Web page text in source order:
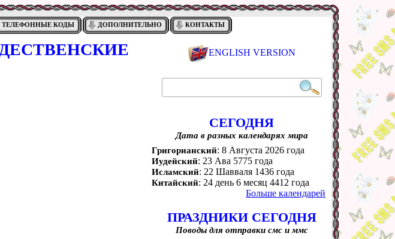
ТЕЛЕФОННЫЕ КОДЫ ДОПОЛНИТЕЛЬНО КОНТАКТЫ
ENGLISH VERSION
СЕГОДНЯ
Дата в разных календарях мира
Григорианский: 8 Августа 2026 года
Иудейский: 23 Ава 5775 года
Исламский: 22 Шавваля 1436 года
Китайский: 24 день 6 месяц 4412 года
Больше календарей
ПРАЗДНИКИ СЕГОДНЯ
Поводы для отправки смс и ммс